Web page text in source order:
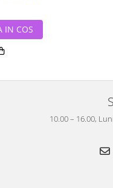
IN COS
10.00 – 16.00,